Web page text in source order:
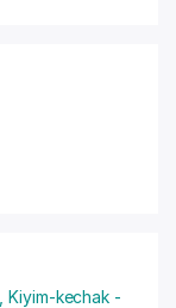
Kiyim-kechak -